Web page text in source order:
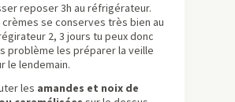
reposer 3h au réfrigérateur.
crèmes se conserves très bien au
2, 3 jours tu peux donc
problème les préparer la veille
le lendemain.
les amandes et noix de